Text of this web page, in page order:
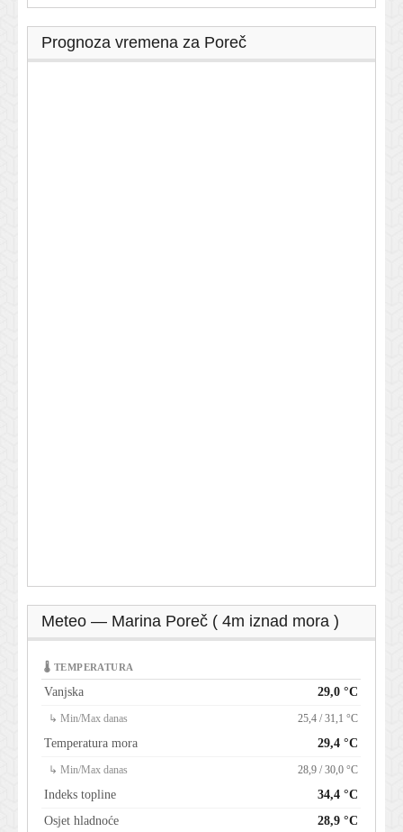
Prognoza vremena za Poreč
Meteo — Marina Poreč ( 4m iznad mora )
🌡 TEMPERATURA
Vanjska 29,0 °C
↳ Min/Max danas 25,4 / 31,1 °C
Temperatura mora 29,4 °C
↳ Min/Max danas 28,9 / 30,0 °C
Indeks topline
34,4 °C
Osjet hladnoće
28,9 °C